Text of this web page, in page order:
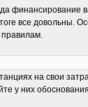
финансирование
все довольны.
на свои
у них